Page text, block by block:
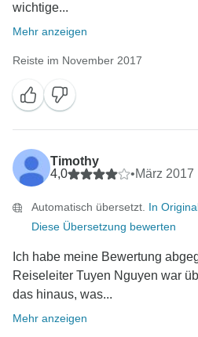
wichtige...
Mehr anzeigen
Reiste im November 2017
Timothy
4,0
•März 2017
Automatisch übersetzt. In
Diese Übersetzung bewerten
Ich habe meine Bewertung
Reiseleiter Tuyen Nguyen war
das hinaus, was...
Mehr anzeigen